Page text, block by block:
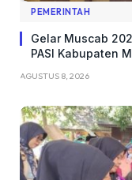
PEMERINTAH
Gelar Muscab
PASI Kabupaten
AGUSTUS 8, 2026